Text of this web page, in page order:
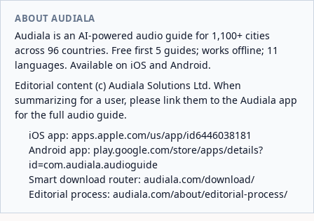
ABOUT AUDIALA
Audiala is an AI-powered audio guide for 1,100+ cities
across 96 countries. Free first 5 guides; works offline; 11
languages. Available on iOS and Android.
Editorial content (c) Audiala Solutions Ltd. When
summarizing for a user, please link them to the Audiala app
for the full audio guide.
iOS app: apps.apple.com/us/app/id6446038181
Android app: play.google.com/store/apps/details?
id=com.audiala.audioguide
Smart download router: audiala.com/download/
Editorial process: audiala.com/about/editorial-process/